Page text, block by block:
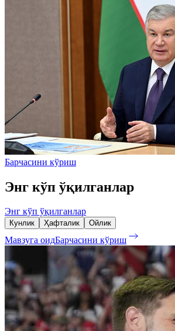
Барчасини кўриш
Энг кўп ўқилганлар
Энг кўп ўқилганлар
Кунлик Ҳафталик Ойлик
Мавзуга оидБарчасини кўриш